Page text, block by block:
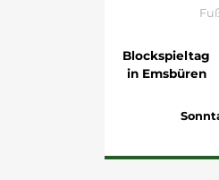
Blockspieltag
in Emsbüren